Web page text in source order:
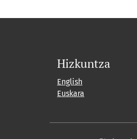
Hizkuntza
English
Euskara